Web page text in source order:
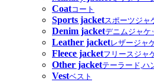
Coatコート
Sports jacketスポーツジャ
Denim jacketデニムジャケ
Leather jacketレザージャ
Fleece jacketフリースジャ
Other jacketテーラード,ハ
Vestベスト